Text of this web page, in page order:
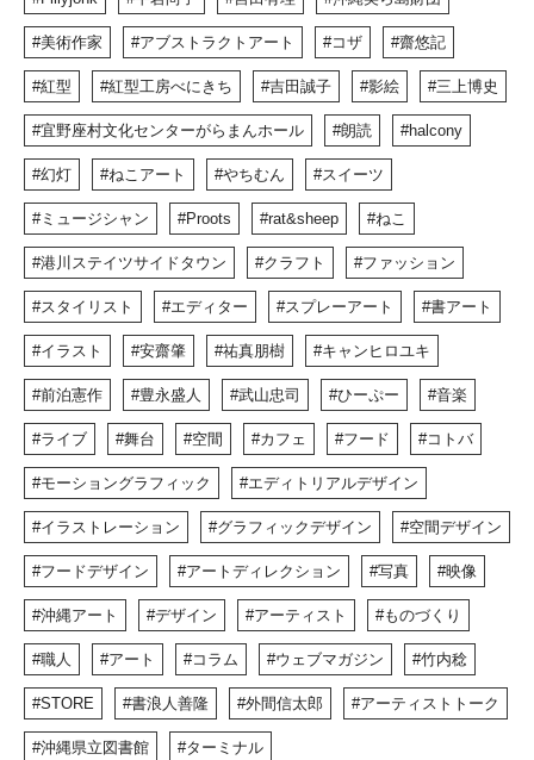
美術作家 アブストラクトアート コザ 齋悠記
紅型 紅型工房べにきち 吉田誠子 影絵 三上博史
宜野座村文化センターがらまんホール 朗読 halcony
幻灯 ねこアート やちむん スイーツ
ミュージシャン Proots rat&sheep ねこ
港川ステイツサイドタウン クラフト ファッション
スタイリスト エディター スプレーアート 書アート
イラスト 安齋肇 祐真朋樹 キャンヒロユキ
前泊憲作 豊永盛人 武山忠司 ひーぷー 音楽
ライブ 舞台 空間 カフェ フード コトバ
モーショングラフィック エディトリアルデザイン
イラストレーション グラフィックデザイン 空間デザイン
フードデザイン アートディレクション 写真 映像
沖縄アート デザイン アーティスト ものづくり
職人 アート コラム ウェブマガジン 竹内稔
STORE 書浪人善隆 外間信太郎 アーティストトーク
沖縄県立図書館 ターミナル